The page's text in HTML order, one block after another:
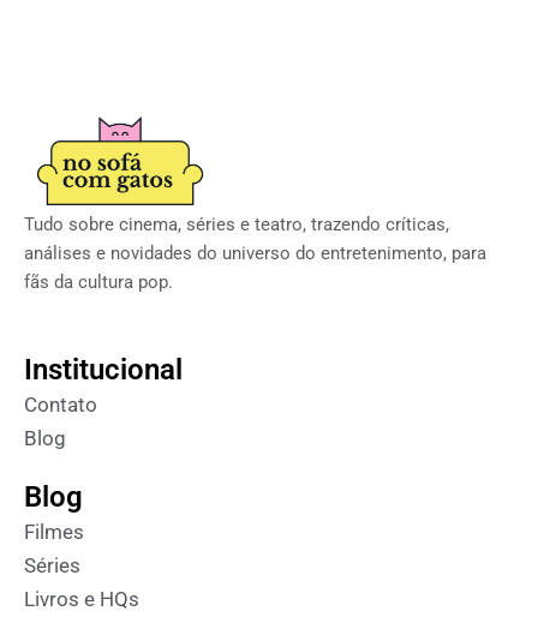
Tudo sobre cinema, séries e teatro, trazendo críticas,
análises e novidades do universo do entretenimento, para
fãs da cultura pop.
Institucional
Contato
Blog
Blog
Filmes
Séries
Livros e HQs